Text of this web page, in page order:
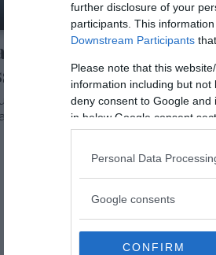
further disclosure of your
participants. This
Downstream Participants
Please note that this
information including but
deny consent to Google
in below Google consent
Personal Data
Google consents
CONFIRM
CRESCITA PERSONALE VARIE
Altruismo,
compassione: tre
che possiamo scoprire e
Una